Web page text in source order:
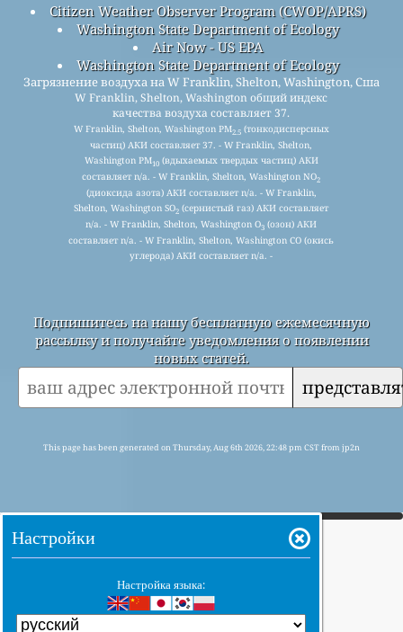
Citizen Weather Observer Program (CWOP/APRS)
Washington State Department of Ecology
Air Now - US EPA
Washington State Department of Ecology
Загрязнение воздуха на W Franklin, Shelton, Washington, Сша
W Franklin, Shelton, Washington общий индекс
качества воздуха составляет 37.
W Franklin, Shelton, Washington PM2.5(тонкодисперсных
частиц) АКИ составляет 37. - W Franklin, Shelton,
Washington PM10(вдыхаемых твердых частиц) АКИ
составляет n/a. - W Franklin, Shelton, Washington NO2
(диоксида азота) АКИ составляет n/a. - W Franklin,
Shelton, Washington SO2 (сернистый газ) АКИ составляет
n/a. - W Franklin, Shelton, Washington O3 (озон) АКИ
составляет n/a. - W Franklin, Shelton, Washington CO (окись
углерода) АКИ составляет n/a. -
Подпишитесь на нашу бесплатную ежемесячную
рассылку и получайте уведомления о появлении
новых статей.
This page has been generated on Thursday, Aug 6th 2026, 22:48 pm CST from jp2n
Настройки
Настройка языка: